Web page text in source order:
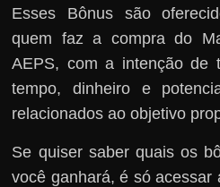
Esses Bônus são
quem faz a compra do
AEPS, com a intenção de
tempo, dinheiro e
relacionados ao objetivo
Se quiser saber quais os
você ganhará, é só acessar